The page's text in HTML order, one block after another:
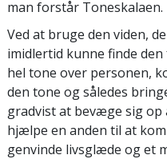
man forstår Toneskalaen.
Ved at bruge den viden,
imidlertid kunne finde
hel tone over personen,
den tone og således
gradvist at bevæge sig op
hjælpe en anden til at
genvinde livsglæde og et